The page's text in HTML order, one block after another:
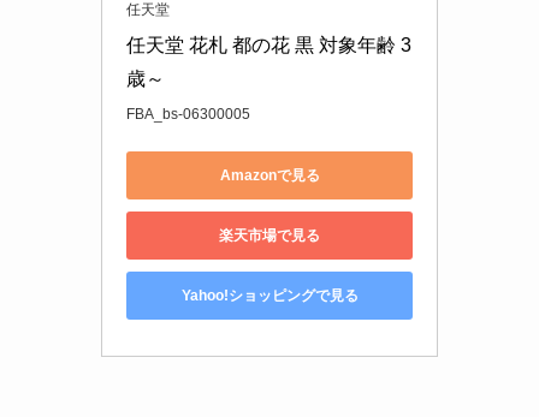
任天堂
任天堂 花札 都の花 黒 対象年齢 3
歳～
FBA_bs-06300005
Amazonで見る
楽天市場で見る
Yahoo!ショッピングで見る